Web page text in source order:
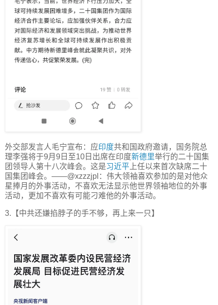
外交部发言人毛宁宣布：应印度共和国政府邀请，国务院总
理李强将于9月9日至10日出席在印度新德里举行的二十国集
团领导人第十八次峰会。这是习近平 上任以来首次缺席二十
国集团峰会。——@xzzzjpl：伟大领袖喜欢参加的是对他众
星捧月的外事活动，不喜欢无法显示他世界领袖地位的外事
活动，更加不喜欢有可能刁难他的外事活动。
3.【中共还嫌掐脖子的手不够，再上来一只】